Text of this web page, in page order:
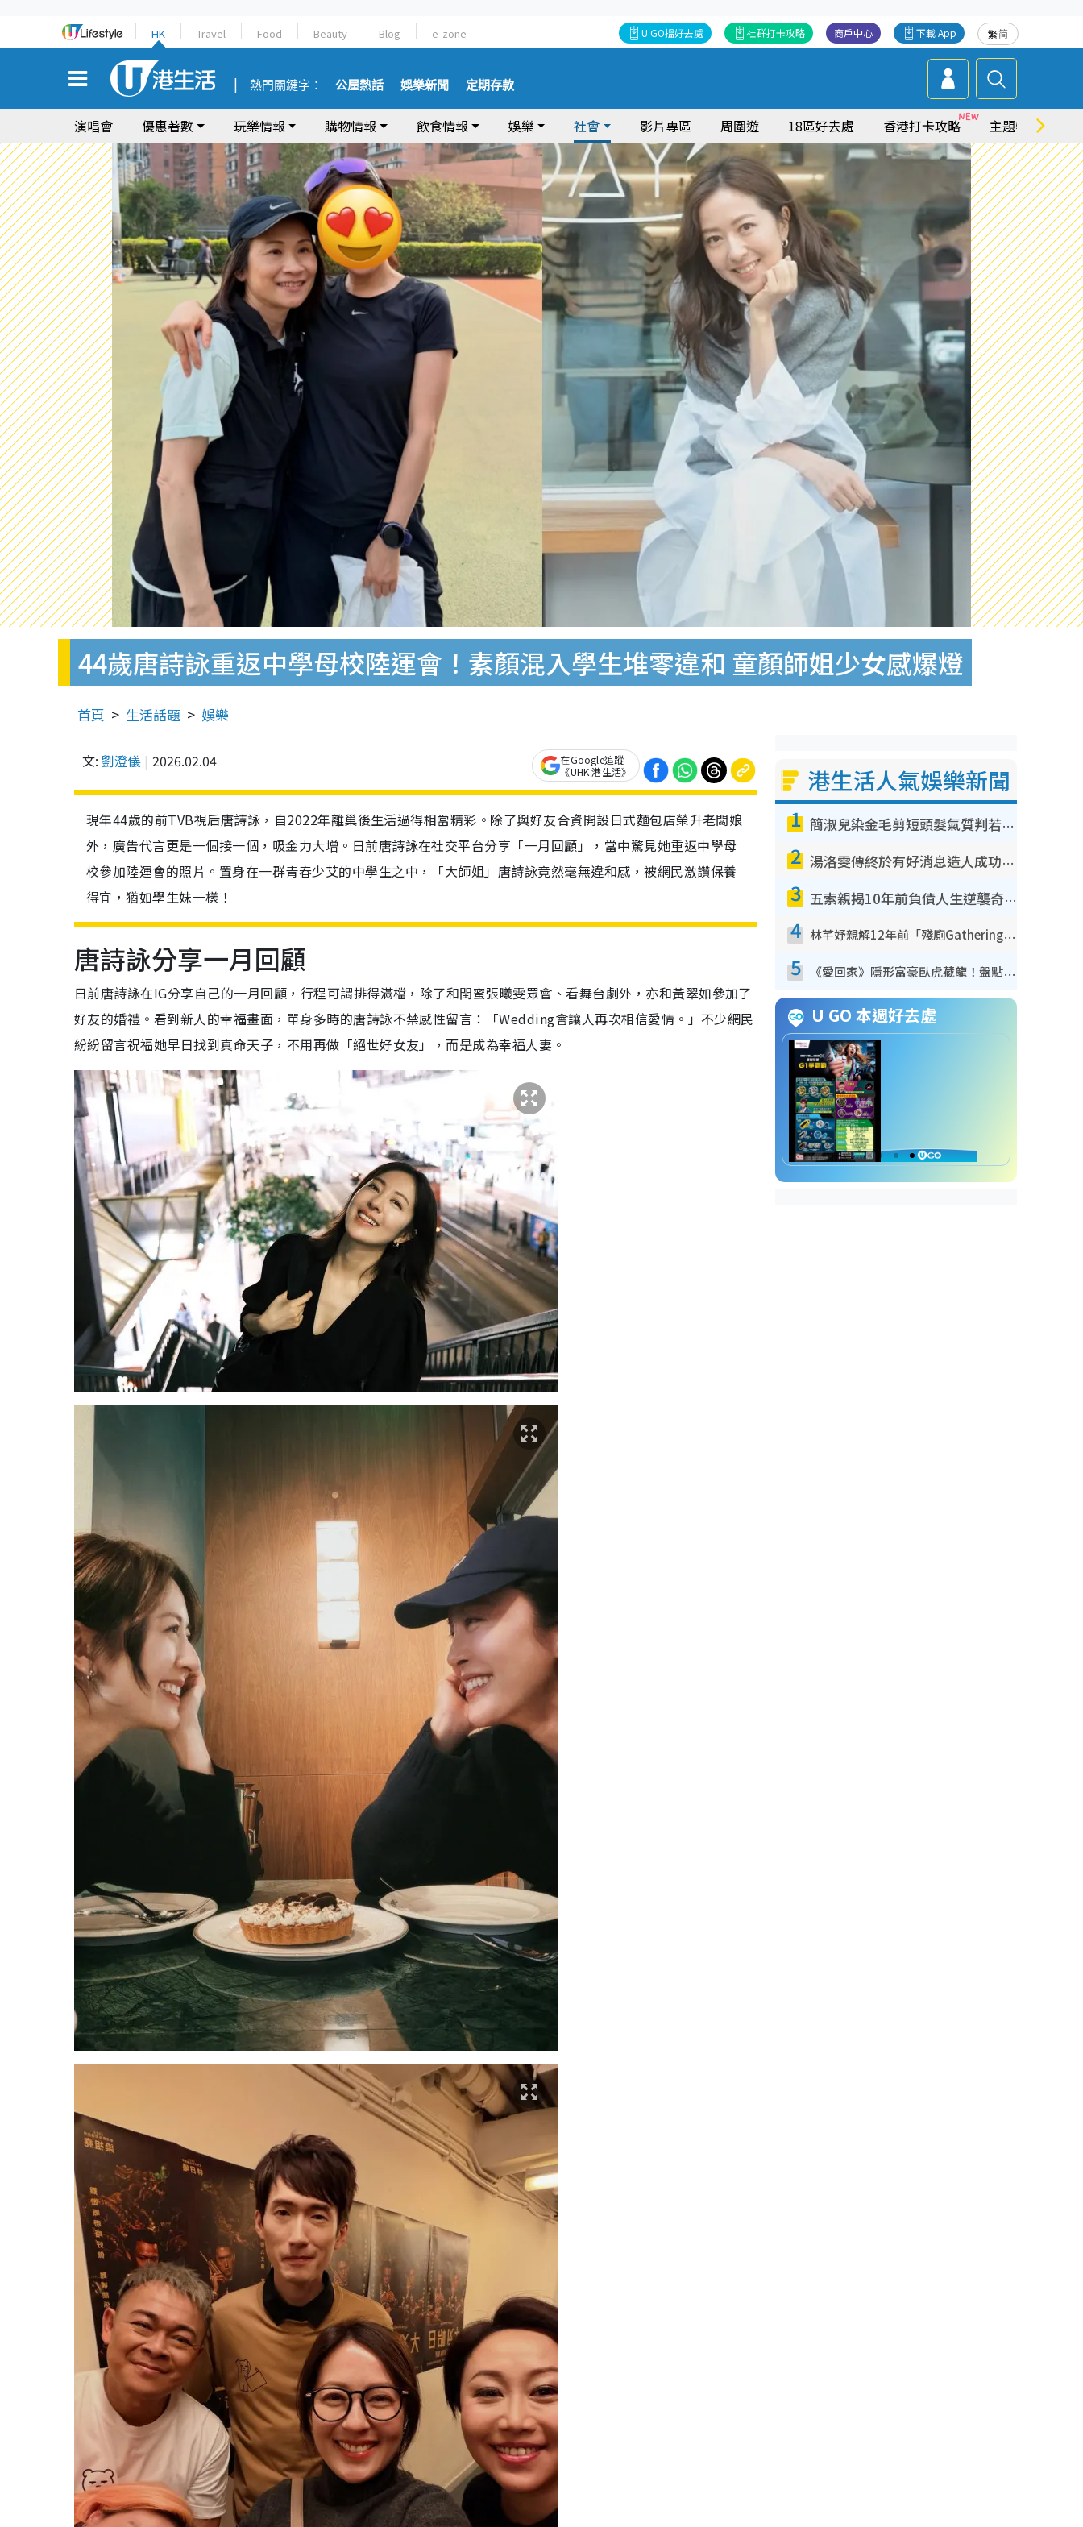
HK Travel Food Beauty Blog e-zone 繁简
下載 App
商戶中心
社群打卡攻略
U GO搵好去處
熱門關鍵字： 公屋熱話 娛樂新聞 定期存款
演唱會 優惠著數 玩樂情報 購物情報 飲食情報 娛樂 社會 影片專區 周圍遊 18區好去處 香港打卡攻略 主題特集
44歲唐詩詠重返中學母校陸運會！素顏混入學生堆零違和 童顏師姐少女感爆燈
首頁 生活話題 娛樂
文: 劉澄儀 2026.02.04
在Google追蹤
《UHK 港生活》
現年44歲的前TVB視后唐詩詠，自2022年離巢後生活過得相當精彩。除了與好友合資開設日式麵包店榮升老闆娘
外，廣告代言更是一個接一個，吸金力大增。日前唐詩詠在社交平台分享「一月回顧」，當中驚見她重返中學母
校參加陸運會的照片。置身在一群青春少艾的中學生之中，「大師姐」唐詩詠竟然毫無違和感，被網民激讚保養
得宜，猶如學生妹一樣！
唐詩詠分享一月回顧
日前唐詩詠在IG分享自己的一月回顧，行程可謂排得滿檔，除了和閏蜜張曦雯眾會、看舞台劇外，亦和黃翠如參加了
好友的婚禮。看到新人的幸福畫面，單身多時的唐詩詠不禁感性留言：「Wedding會讓人再次相信愛情。」不少網民
紛紛留言祝福她早日找到真命天子，不用再做「絕世好女友」，而是成為幸福人妻。
港生活人氣娛樂新聞
1 簡淑兒染金毛剪短頭髮氣質判若兩人！嚇壞老公麥大力都認唔出：「你做咩事？」
2 湯洛雯傳終於有好消息造人成功！兩大細節曝孕味極濃惹猜測：大肚婆先會咁！
3 五索親揭10年前負債人生逆襲奇蹟！全靠去一地方轉運後即遇上馬先生
4 林芊妤親解12年前「殘廁Gathering」真相！高層解約一句話重創尊嚴至今拒返TVB
5 《愛回家》隱形富豪臥虎藏龍！盤點12位財氣逼人的有錢藝人：呢位靚女3億身家唔憂做
U GO 本週好去處